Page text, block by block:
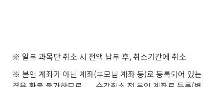
※ 일부 과목만 취소 시 전액 납부 후, 취소기간에 취소
※ 본인 계좌가 아닌 계좌(부모님 계좌 등)로 등록되어 있는